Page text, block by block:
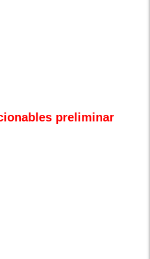
preliminar